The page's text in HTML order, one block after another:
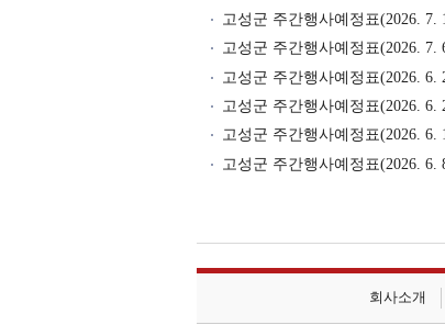
고성군 주간행사예정표(2026. 7.
고성군 주간행사예정표(2026. 7.
고성군 주간행사예정표(2026. 6.
고성군 주간행사예정표(2026. 6.
고성군 주간행사예정표(2026. 6.
고성군 주간행사예정표(2026. 6.
회사소개